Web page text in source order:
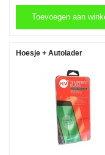
Toevoegen aan
Hoesje + Autolader